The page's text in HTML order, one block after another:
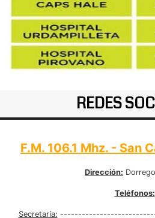
REDES
F.M. 106.1 Mhz. - San
Dirección:
Teléfonos:
Secretaría: